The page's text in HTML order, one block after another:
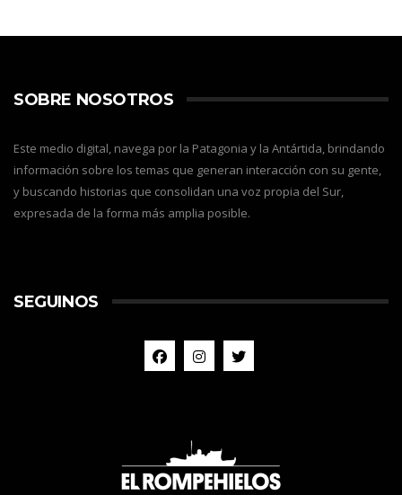
SOBRE NOSOTROS
Este medio digital, navega por la Patagonia y la Antártida, brindando
información sobre los temas que generan interacción con su gente,
y buscando historias que consolidan una voz propia del Sur,
expresada de la forma más amplia posible.
SEGUINOS